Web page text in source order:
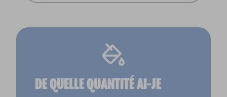
DE QUELLE QUANTITÉ AI-JE